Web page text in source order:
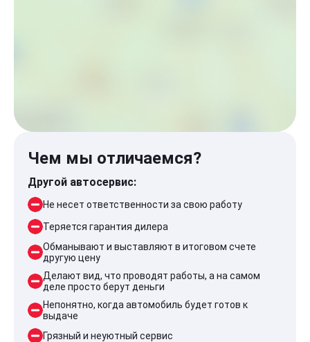
Чем мы отличаемся?
Другой автосервис:
Не несет ответственности за свою работу
Теряется гарантия дилера
Обманывают и выставляют в итоговом счете
другую цену
Делают вид, что проводят работы, а на самом
деле просто берут деньги
Непонятно, когда автомобиль будет готов к
выдаче
Грязный и неуютный сервис